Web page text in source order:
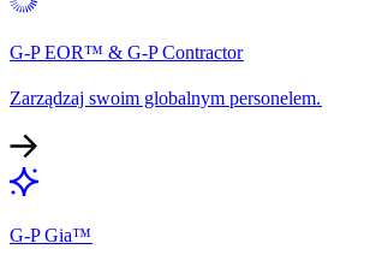
G-P EOR™ & G-P Contractor​​
Zarządzaj swoim globalnym personelem.​​
G-P Gia™​​